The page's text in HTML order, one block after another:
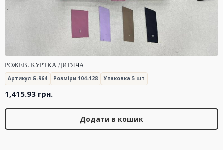
РОЖЕВ. КУРТКА ДИТЯЧА
Артикул G-964 Розміри 104-128 Упаковка 5 шт
1,415.93 грн.
Додати в кошик